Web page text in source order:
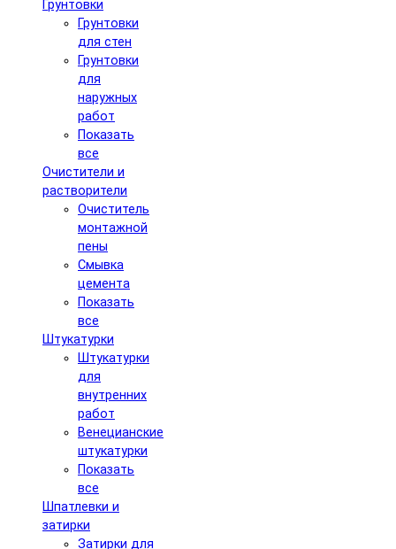
Грунтовки
Грунтовки
для стен
Грунтовки
для
наружных
работ
Показать
все
Очистители и
растворители
Очиститель
монтажной
пены
Смывка
цемента
Показать
все
Штукатурки
Штукатурки
для
внутренних
работ
Венецианские
штукатурки
Показать
все
Шпатлевки и
затирки
Затирки для